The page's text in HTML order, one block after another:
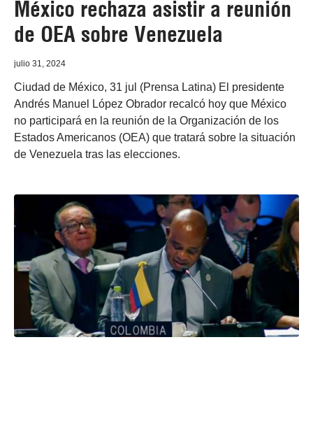
México rechaza asistir a reunión
de OEA sobre Venezuela
julio 31, 2024
Ciudad de México, 31 jul (Prensa Latina) El presidente
Andrés Manuel López Obrador recalcó hoy que México
no participará en la reunión de la Organización de los
Estados Americanos (OEA) que tratará sobre la situación
de Venezuela tras las elecciones.